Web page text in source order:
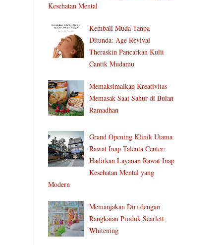
Kesehatan Mental
Kembali Muda Tanpa
Ditunda: Age Revival
Theraskin Pancarkan Kulit
Cantik Mudamu
Memaksimalkan Kreativitas
Memasak Saat Sahur di Bulan
Ramadhan
Grand Opening Klinik Utama
Rawat Inap Talenta Center:
Hadirkan Layanan Rawat Inap
Kesehatan Mental yang
Modern
Memanjakan Diri dengan
Rangkaian Produk Scarlett
Whitening